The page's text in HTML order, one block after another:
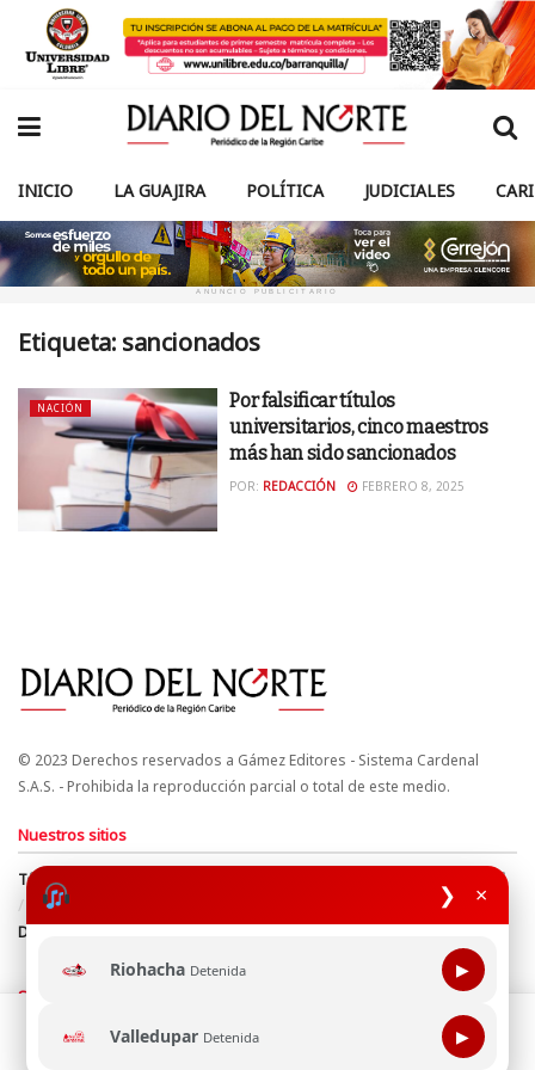
❯ ×
Riohacha Detenida ▶
Valledupar Detenida ▶
INICIO LA GUAJIRA POLÍTICA JUDICIALES
ANUNCIO PUBLICITARIO
Etiqueta: sancionados
NACIÓN
Por falsificar títulos
universitarios, cinco maestros
más han sido sancionados
POR: REDACCIÓN FEBRERO 8, 2025
© 2023 Derechos reservados a Gámez Editores - Sistema Cardenal
S.A.S. - Prohibida la reproducción parcial o total de este medio.
Nuestros sitios
Términos y Condiciones
Derechos de Autor y Propiedad Intelectual
Política de uso de cookies
Política de Tratamiento de Datos
Directrices Editoriales
Síguenos
Esta página web usa cookie para mejorar tu experiencia de
navegación, al continuar aceptas nuestra política de uso de